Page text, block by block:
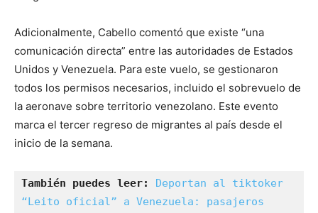
Adicionalmente, Cabello comentó que existe “una
comunicación directa” entre las autoridades de Estados
Unidos y Venezuela. Para este vuelo, se gestionaron
todos los permisos necesarios, incluido el sobrevuelo de
la aeronave sobre territorio venezolano. Este evento
marca el tercer regreso de migrantes al país desde el
inicio de la semana.
También puedes leer: Deportan al tiktoker
“Leito oficial” a Venezuela: pasajeros